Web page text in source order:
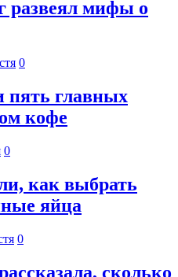
развеял мифы о
0
пять главных
кофе
0
как выбрать
яйца
0
сколько